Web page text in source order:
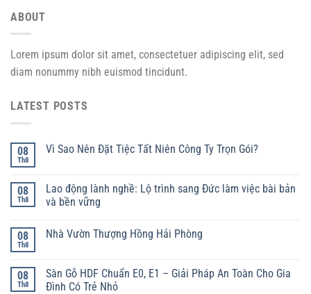
ABOUT
Lorem ipsum dolor sit amet, consectetuer adipiscing elit, sed
diam nonummy nibh euismod tincidunt.
LATEST POSTS
08
Th8
Vì Sao Nên Đặt Tiệc Tất Niên Công Ty Trọn Gói?
08
Th8
Lao động lành nghề: Lộ trình sang Đức làm việc bài bản
và bền vững
08
Th8
Nhà Vườn Thượng Hồng Hải Phòng
08
Th8
Sàn Gỗ HDF Chuẩn E0, E1 – Giải Pháp An Toàn Cho Gia
Đình Có Trẻ Nhỏ